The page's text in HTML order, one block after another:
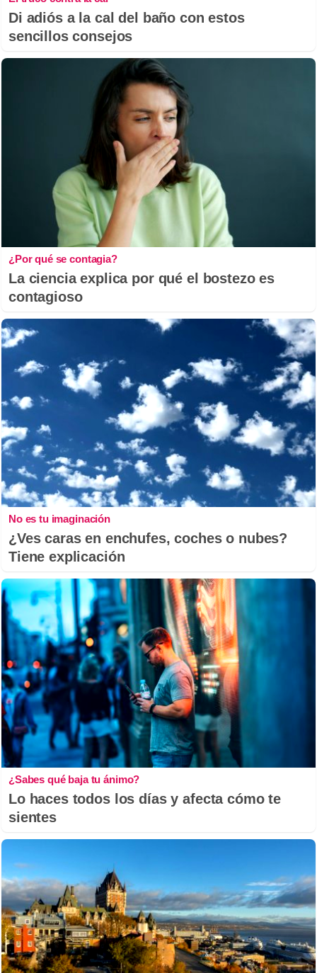
Di adiós a la cal del baño con estos
sencillos consejos
¿Por qué se contagia?
La ciencia explica por qué el bostezo es
contagioso
No es tu imaginación
¿Ves caras en enchufes, coches o nubes?
Tiene explicación
¿Sabes qué baja tu ánimo?
Lo haces todos los días y afecta cómo te
sientes